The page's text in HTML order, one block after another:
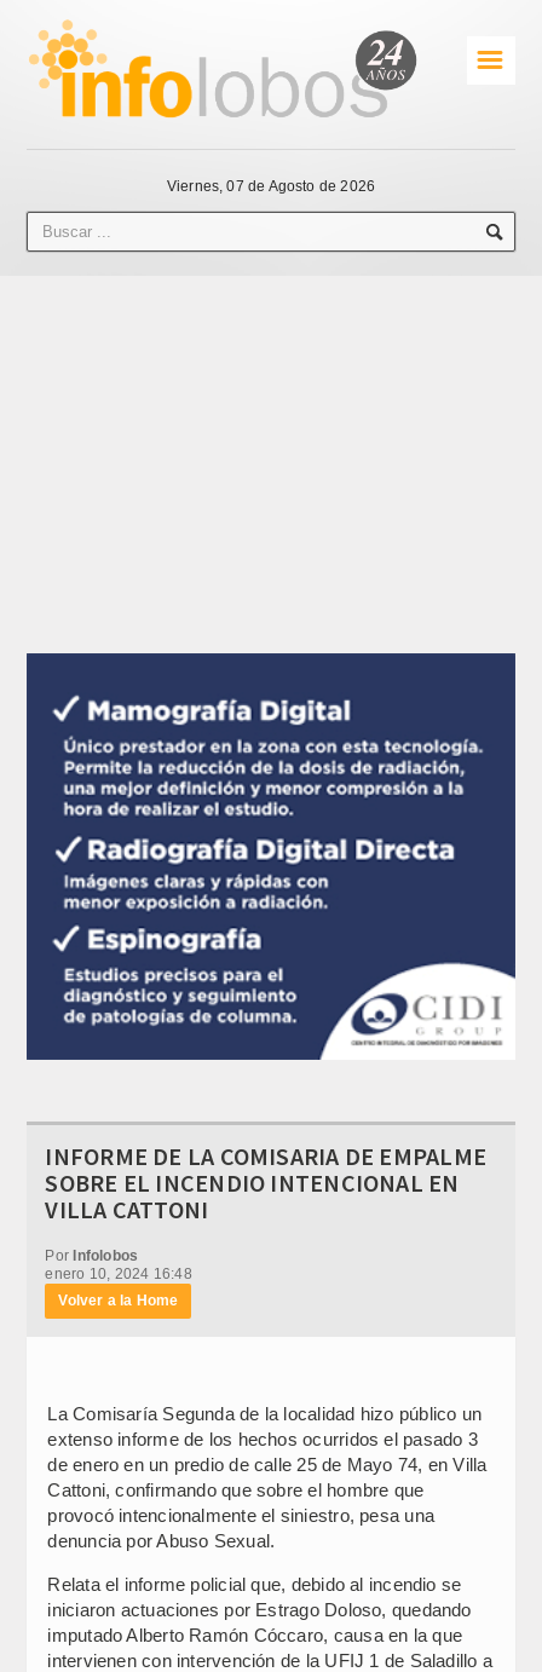
☰
Viernes, 07 de Agosto de 2026
INFORME DE LA COMISARIA DE EMPALME
SOBRE EL INCENDIO INTENCIONAL EN
VILLA CATTONI
PorInfolobos
enero 10, 2024 16:48
Volver a la Home
La Comisaría Segunda de la localidad hizo público un
extenso informe de los hechos ocurridos el pasado 3
de enero en un predio de calle 25 de Mayo 74, en Villa
Cattoni, confirmando que sobre el hombre que
provocó intencionalmente el siniestro, pesa una
denuncia por Abuso Sexual.
Relata el informe policial que, debido al incendio se
iniciaron actuaciones por Estrago Doloso, quedando
imputado Alberto Ramón Cóccaro, causa en la que
intervienen con intervención de la UFIJ 1 de Saladillo a